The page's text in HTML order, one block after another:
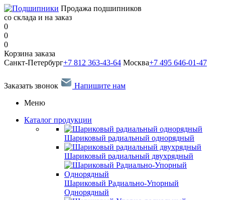
Продажа подшипников
со склада и на заказ
0
0
0
Корзина заказа
Санкт-Петербург+7 812 363-43-64 Москва+7 495 646-01-47
Заказать звонок
Напишите нам
Меню
Каталог продукции
Шариковый радиальный однорядный
Шариковый радиальный двухрядный
Шариковый Радиально-Упорный
Однорядный